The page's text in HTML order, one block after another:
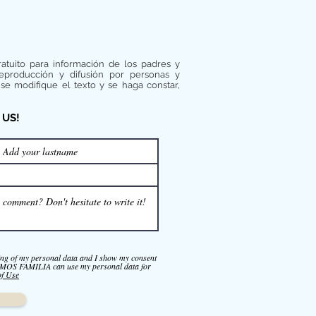
para información de los padres y
y difusión por personas y
modifique el texto y se haga constar,
of my personal data and I show my consent
FAMILIA can use my personal data for
Use